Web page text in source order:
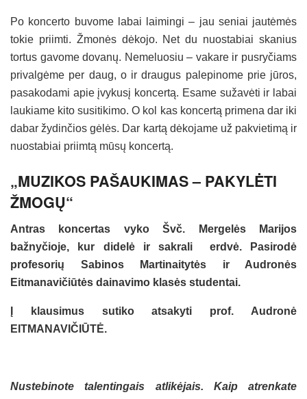
Po koncerto buvome labai laimingi – jau seniai jautėmės
tokie priimti. Žmonės dėkojo. Net du nuostabiai skanius
tortus gavome dovanų. Nemeluosiu – vakare ir pusryčiams
privalgėme per daug, o ir draugus palepinome prie jūros,
pasakodami apie įvykusį koncertą. Esame sužavėti ir labai
laukiame kito susitikimo. O kol kas koncertą primena dar iki
dabar žydinčios gėlės. Dar kartą dėkojame už pakvietimą ir
nuostabiai priimtą mūsų koncertą.
„MUZIKOS PAŠAUKIMAS – PAKYLĖTI
ŽMOGŲ“
Antras koncertas vyko Švč. Mergelės Marijos
bažnyčioje, kur didelė ir sakrali erdvė. Pasirodė
profesorių Sabinos Martinaitytės ir Audronės
Eitmanavičiūtės dainavimo klasės studentai.
Į klausimus sutiko atsakyti prof. Audronė
EITMANAVIČIŪTĖ.
Nustebinote talentingais atlikėjais. Kaip atrenkate